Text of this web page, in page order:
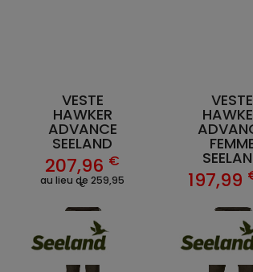
VESTE
HAWKER
ADVANCE
SEELAND
207,96 €
au lieu de 259,95
€
VESTE
197,99